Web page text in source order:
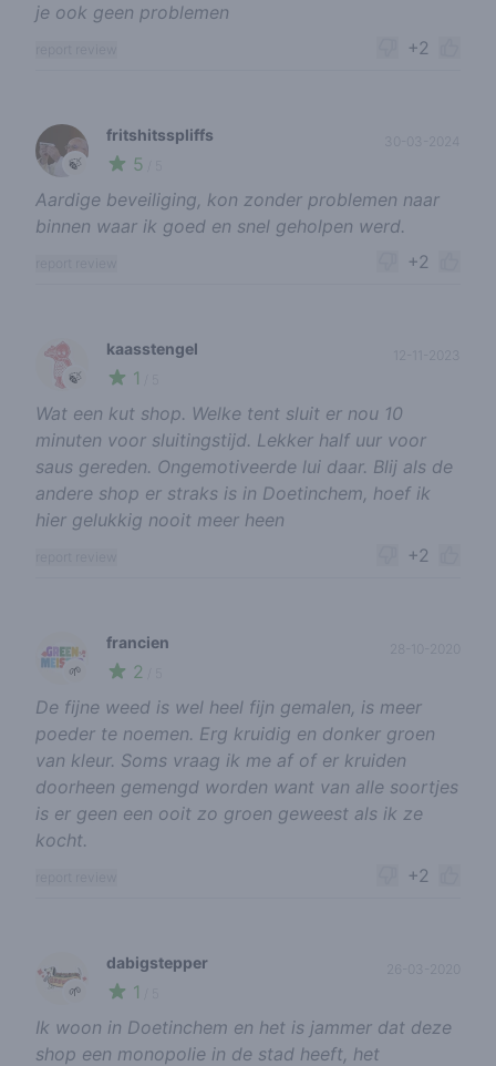
je ook geen problemen
+2
🍃
fritshitsspliffs
5
30-03-2024
Aardige beveiliging, kon zonder problemen naar
binnen waar ik goed en snel geholpen werd.
+2
🍃
kaasstengel
1
12-11-2023
Wat een kut shop. Welke tent sluit er nou 10
minuten voor sluitingstijd. Lekker half uur voor
saus gereden. Ongemotiveerde lui daar. Blij als de
andere shop er straks is in Doetinchem, hoef ik
hier gelukkig nooit meer heen
+2
🌱
francien
2
De fijne weed is wel heel fijn gemalen, is meer
poeder te noemen. Erg kruidig en donker groen
van kleur. Soms vraag ik me af of er kruiden
doorheen gemengd worden want van alle soortjes
is er geen een ooit zo groen geweest als ik ze
kocht.
+2
🌱
dabigstepper
1
26-03-2020
Ik woon in Doetinchem en het is jammer dat deze
shop een monopolie in de stad heeft, het